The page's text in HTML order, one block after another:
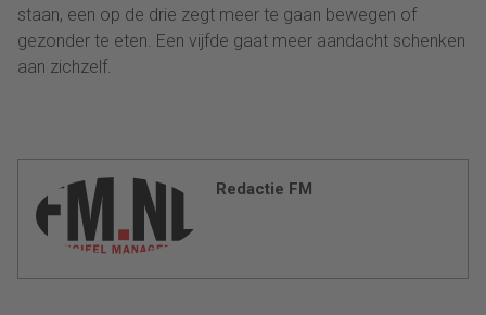
staan, een op de drie zegt meer te gaan bewegen of
gezonder te eten. Een vijfde gaat meer aandacht schenken
aan zichzelf.
Redactie FM